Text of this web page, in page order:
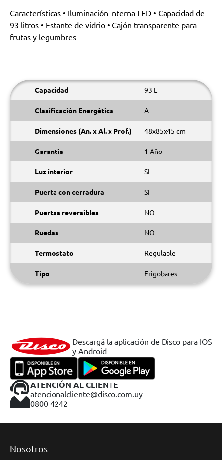
Características • Iluminación interna LED • Capacidad de
93 litros • Estante de vidrio • Cajón transparente para
frutas y legumbres
Capacidad 93 L
Clasificación Energética A
Dimensiones (An. x Al. x Prof.) 48x85x45 cm
Garantía 1 Año
Luz interior SI
Puerta con cerradura SI
Puertas reversibles NO
Ruedas NO
Termostato Regulable
Tipo Frigobares
Descargá la aplicación de Disco para IOS
y Android
ATENCIÓN AL CLIENTE
atencionalcliente@disco.com.uy
0800 4242
Nosotros